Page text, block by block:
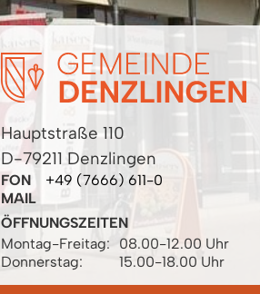
Hauptstraße 110
D-79211 Denzlingen
FON
+49 (7666) 611-0
MAIL
ÖFFNUNGSZEITEN
Montag-Freitag:
08.00-12.00 Uhr
Donnerstag:
15.00-18.00 Uhr